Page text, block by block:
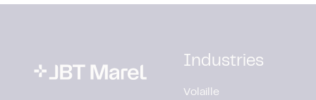
Industries
Volaille